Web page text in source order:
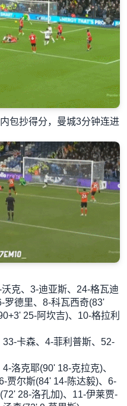
抄得分，曼城3分钟连进
、3-迪亚斯、24-格瓦迪
罗德里、8-科瓦西奇(83'
25-阿坎吉)、10-格拉利
卡森、4-菲利普斯、52-
克耶(90' 18-克拉克)、
贾尔斯(84' 14-陈达毅)、6-
28-洛孔加)、11-伊莱贾-